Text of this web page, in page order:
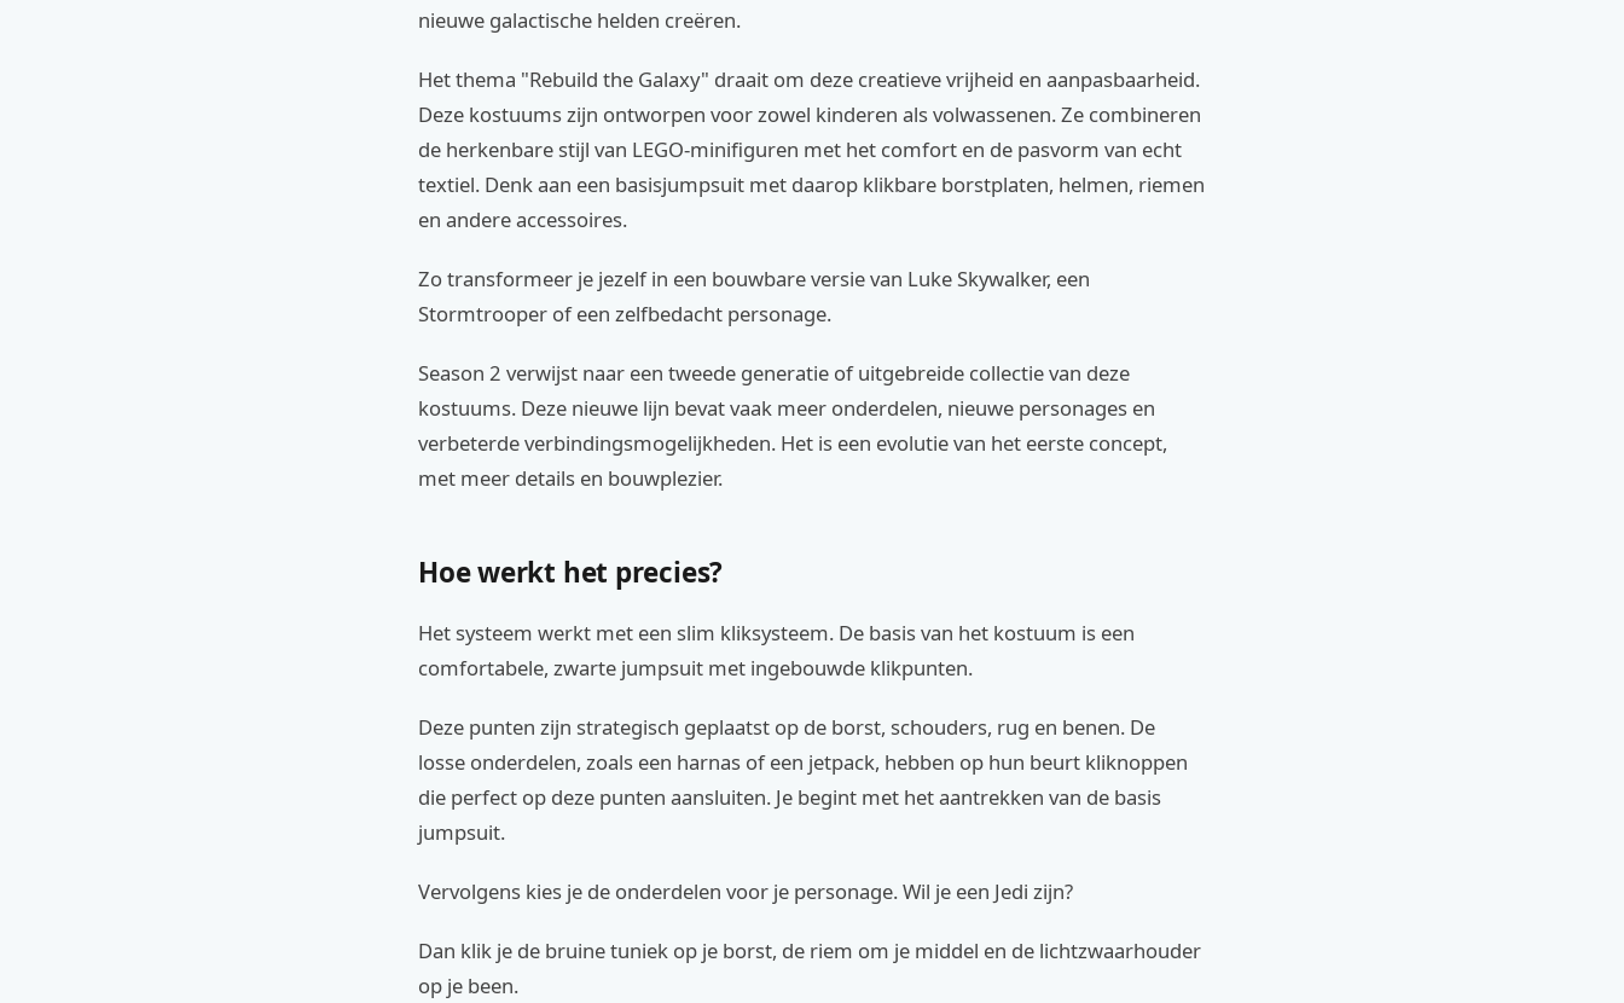
nieuwe galactische helden creëren.
Het thema "Rebuild the Galaxy" draait om deze creatieve vrijheid en aanpasbaarheid.
Deze kostuums zijn ontworpen voor zowel kinderen als volwassenen. Ze combineren
de herkenbare stijl van LEGO-minifiguren met het comfort en de pasvorm van echt
textiel. Denk aan een basisjumpsuit met daarop klikbare borstplaten, helmen, riemen
en andere accessoires.
Zo transformeer je jezelf in een bouwbare versie van Luke Skywalker, een
Stormtrooper of een zelfbedacht personage.
Season 2 verwijst naar een tweede generatie of uitgebreide collectie van deze
kostuums. Deze nieuwe lijn bevat vaak meer onderdelen, nieuwe personages en
verbeterde verbindingsmogelijkheden. Het is een evolutie van het eerste concept,
met meer details en bouwplezier.
Hoe werkt het precies?
Het systeem werkt met een slim kliksysteem. De basis van het kostuum is een
comfortabele, zwarte jumpsuit met ingebouwde klikpunten.
Deze punten zijn strategisch geplaatst op de borst, schouders, rug en benen. De
losse onderdelen, zoals een harnas of een jetpack, hebben op hun beurt kliknoppen
die perfect op deze punten aansluiten. Je begint met het aantrekken van de basis
jumpsuit.
Vervolgens kies je de onderdelen voor je personage. Wil je een Jedi zijn?
Dan klik je de bruine tuniek op je borst, de riem om je middel en de lichtzwaarhouder
op je been.